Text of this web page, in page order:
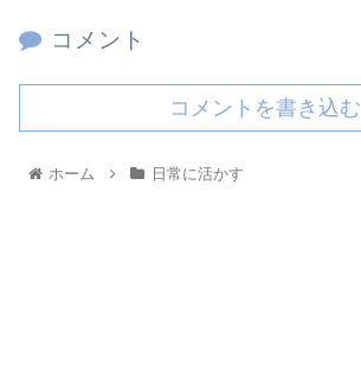
コメント
コメントを書き込む
ホーム 日常に活かす